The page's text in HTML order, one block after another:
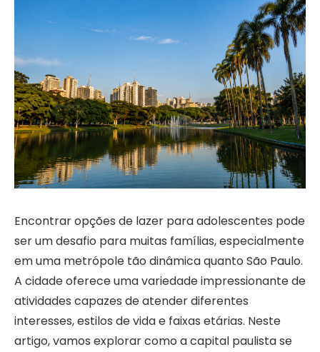
Encontrar opções de lazer para adolescentes pode
ser um desafio para muitas famílias, especialmente
em uma metrópole tão dinâmica quanto São Paulo.
A cidade oferece uma variedade impressionante de
atividades capazes de atender diferentes
interesses, estilos de vida e faixas etárias. Neste
artigo, vamos explorar como a capital paulista se